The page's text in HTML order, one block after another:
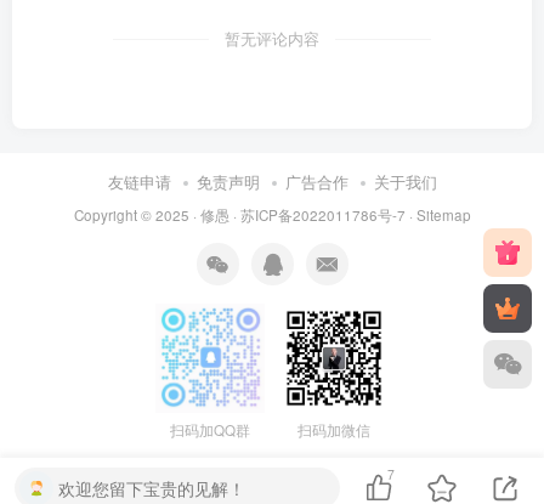
暂无评论内容
友链申请 免责声明 广告合作 关于我们
Copyright © 2025 · 修愚 · 苏ICP备2022011786号-7 · Sitemap
扫码加QQ群 扫码加微信
欢迎您留下宝贵的见解！
7